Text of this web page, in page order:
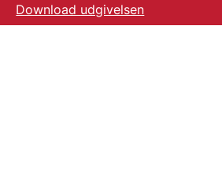
Download udgivelsen